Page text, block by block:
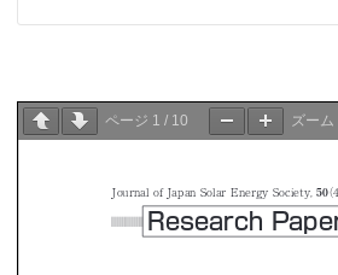
ページ 1 / 10 ズーム